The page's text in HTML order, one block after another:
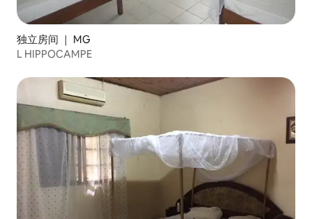
独立房间 ｜ MG
L HIPPOCAMPE